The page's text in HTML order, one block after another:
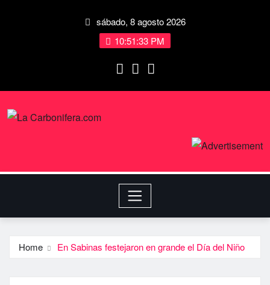
sábado, 8 agosto 2026
10:51:33 PM
Home En Sabinas festejaron en grande el Dí­a del Niño